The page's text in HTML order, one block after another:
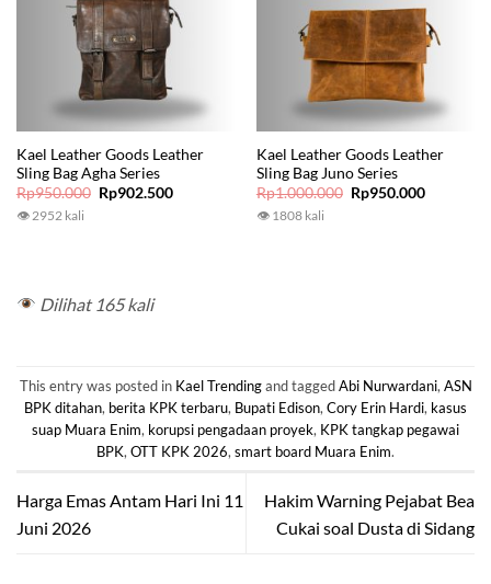
Kael Leather Goods Leather
Sling Bag Agha Series
Rp950.000 Original
price
Rp902.500Current
👁 2952 kali
Kael Leather Goods Leather
Sling Bag Juno Series
Rp1.000.000 Original
price
Rp950.000Current
👁 1808 kali
Dilihat 165 kali
This entry was posted in Kael Trendingand taggedAbi Nurwardani, ASN
BPK ditahan, berita KPK terbaru, Bupati Edison, Cory Erin Hardi, kasus
suap Muara Enim, korupsi pengadaan proyek, KPK tangkap pegawai
BPK, OTT KPK 2026, smart board Muara Enim.
Harga Emas Antam Hari Ini 11
Juni 2026
Hakim Warning Pejabat Bea
Cukai soal Dusta di Sidang